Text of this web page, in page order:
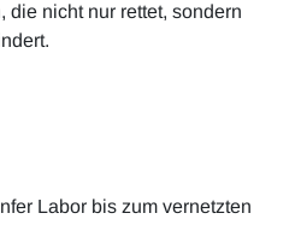
nicht nur rettet, sondern
Labor bis zum vernetzten